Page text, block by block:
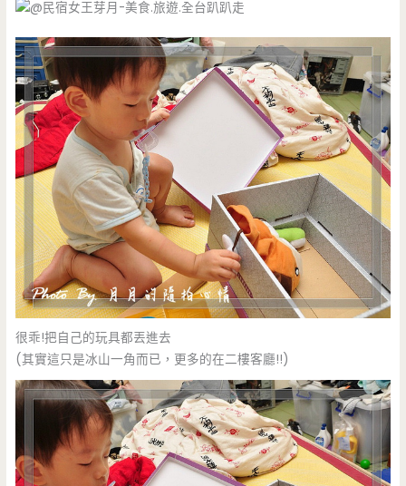
很乖!把自己的玩具都丟進去
(其實這只是冰山一角而已，更多的在二樓客廳!!)